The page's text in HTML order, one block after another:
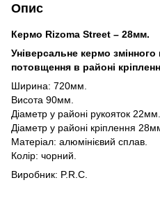
Опис
Кермо Rizoma Street – 28мм.
Універсальне кермо
потовщення в районі
Ширина: 720мм.
Висота 90мм.
Діаметр у районі рукояток 22мм.
Діаметр у районі кріплення
Матеріал: алюмінієвий сплав.
Колір: чорний.
Виробник: P.R.C.